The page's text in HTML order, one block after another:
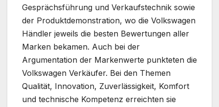
Gesprächsführung und Verkaufstechnik sowie
der Produktdemonstration, wo die Volkswagen
Händler jeweils die besten Bewertungen aller
Marken bekamen. Auch bei der
Argumentation der Markenwerte punkteten die
Volkswagen Verkäufer. Bei den Themen
Qualität, Innovation, Zuverlässigkeit, Komfort
und technische Kompetenz erreichten sie